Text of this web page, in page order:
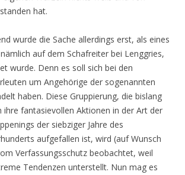
hat.
wurde die Sache allerdings erst, als eines
auf dem Schafreiter bei Lenggries,
wurde. Denn es soll sich bei den
um Angehörige der sogenannten
haben. Diese Gruppierung, die bislang
ihre fantasievollen Aktionen in der Art der
der siebziger Jahre des
aufgefallen ist, wird (auf Wunsch
Verfassungsschutz beobachtet, weil
Tendenzen unterstellt. Nun mag es